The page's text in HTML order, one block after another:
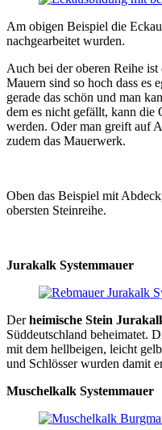
Am obigen Beispiel die
nachgearbeitet wurden.
Auch bei der oberen Reihe
Mauern sind so hoch dass es
gerade das schön und man
dem es nicht gefällt, kann die
werden. Oder man greift auf
zudem das Mauerwerk.
Oben das Beispiel mit
obersten Steinreihe.
Jurakalk Systemmauer
Derheimische Stein
Süddeutschland beheimatet.
mit dem hellbeigen, leicht
und Schlösser wurden damit
Muschelkalk Systemmauer